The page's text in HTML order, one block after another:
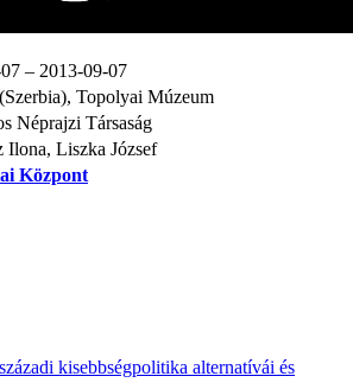
– 2013-09-07
Topolyai Múzeum
Néprajzi Társaság
Ilona, Liszka József
Központ
kisebbségpolitika alternatívái és